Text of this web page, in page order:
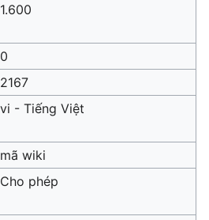
1.600
0
2167
vi - Tiếng Việt
mã wiki
Cho phép